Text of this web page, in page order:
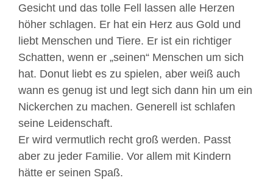
Gesicht und das tolle Fell lassen alle Herzen
höher schlagen. Er hat ein Herz aus Gold und
liebt Menschen und Tiere. Er ist ein richtiger
Schatten, wenn er „seinen“ Menschen um sich
hat. Donut liebt es zu spielen, aber weiß auch
wann es genug ist und legt sich dann hin um ein
Nickerchen zu machen. Generell ist schlafen
seine Leidenschaft.
Er wird vermutlich recht groß werden. Passt
aber zu jeder Familie. Vor allem mit Kindern
hätte er seinen Spaß.